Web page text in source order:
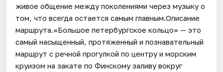
живое общение между поколениями через музыку о
том, что всегда остается самым главным.Описание
маршрута.«Большое петербургское кольцо» — это
самый насыщенный, протяженный и познавательный
маршрут с речной прогулкой по центру и морским
круизом на закате по Финскому заливу вокруг